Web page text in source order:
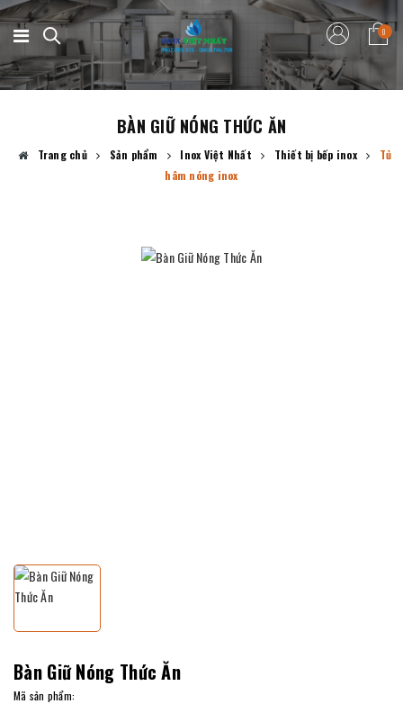
0
BÀN GIỮ NÓNG THỨC ĂN
Trang chủ Sản phẩm Inox Việt Nhất Thiết bị bếp inox
Tủ
hâm nóng inox
Bàn Giữ Nóng Thức Ăn
Mã sản phẩm: